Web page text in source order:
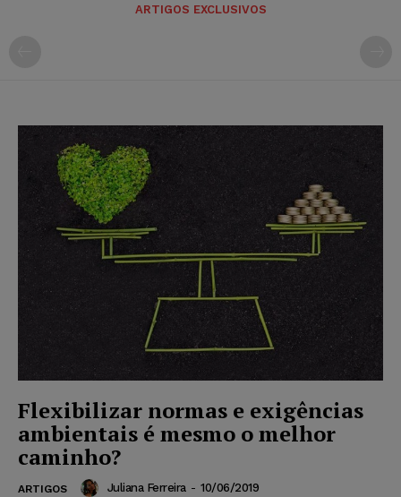
ARTIGOS EXCLUSIVOS
Flexibilizar normas e exigências
ambientais é mesmo o melhor
caminho?
ARTIGOS Juliana Ferreira - 10/06/2019